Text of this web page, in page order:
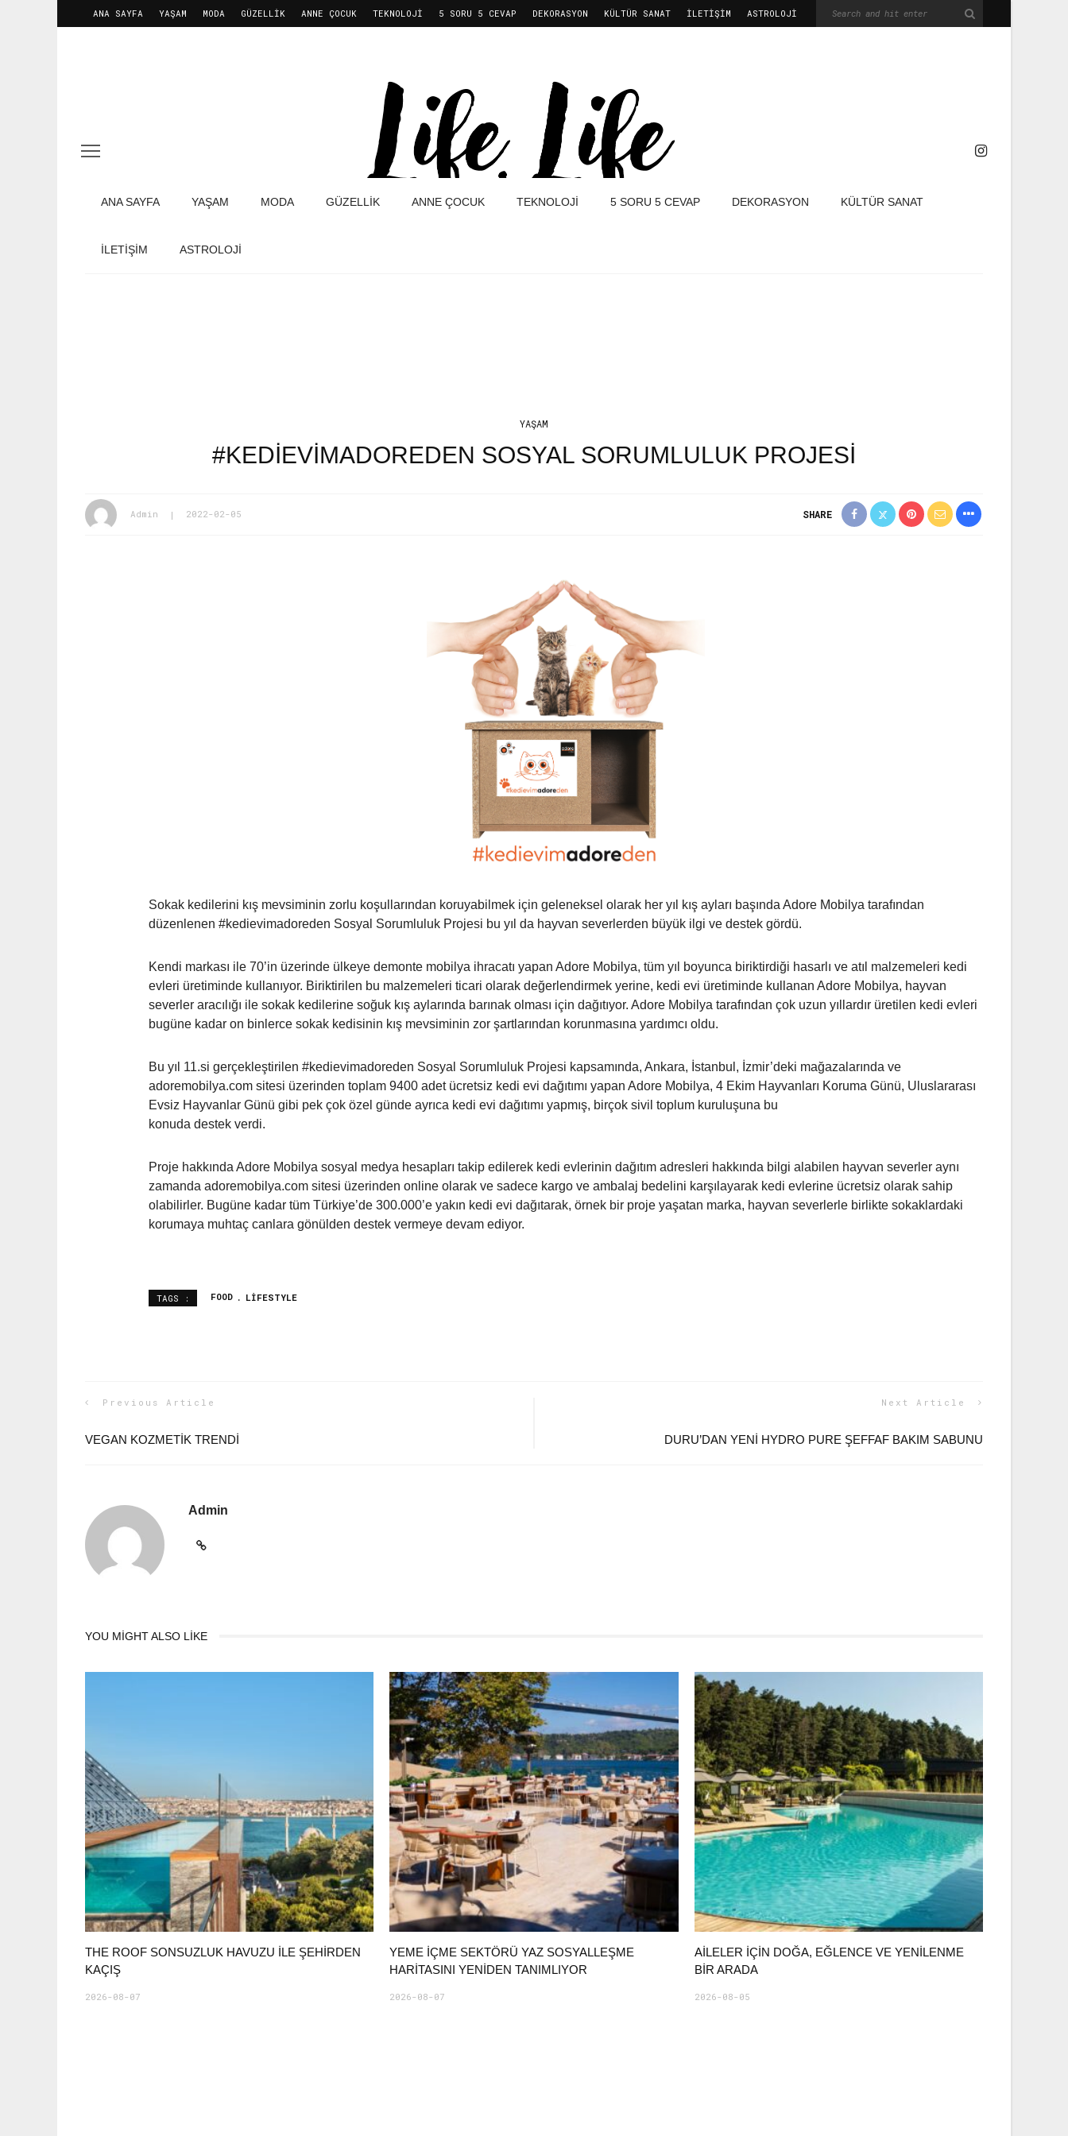
ANA SAYFA YAŞAM MODA GÜZELLIK ANNE ÇOCUK TEKNOLOJI 5 SORU 5 CEVAP DEKORASYON KÜLTÜR SANAT İLETIŞIM ASTROLOJİ
ANA SAYFA YAŞAM MODA GÜZELLIK ANNE ÇOCUK TEKNOLOJI 5 SORU 5 CEVAP DEKORASYON KÜLTÜR SANAT
İLETIŞIM ASTROLOJİ
YAŞAM
#KEDIEVIMADOREDEN SOSYAL SORUMLULUK PROJESI
Admin 2022-02-05 SHARE
Sokak kedilerini kış mevsiminin zorlu koşullarından koruyabilmek için geleneksel olarak her yıl kış ayları başında Adore Mobilya tarafından
düzenlenen #kedievimadoreden Sosyal Sorumluluk Projesi bu yıl da hayvan severlerden büyük ilgi ve destek gördü.
Kendi markası ile 70’in üzerinde ülkeye demonte mobilya ihracatı yapan Adore Mobilya, tüm yıl boyunca biriktirdiği hasarlı ve atıl malzemeleri kedi
evleri üretiminde kullanıyor. Biriktirilen bu malzemeleri ticari olarak değerlendirmek yerine, kedi evi üretiminde kullanan Adore Mobilya, hayvan
severler aracılığı ile sokak kedilerine soğuk kış aylarında barınak olması için dağıtıyor. Adore Mobilya tarafından çok uzun yıllardır üretilen kedi evleri
bugüne kadar on binlerce sokak kedisinin kış mevsiminin zor şartlarından korunmasına yardımcı oldu.
Bu yıl 11.si gerçekleştirilen #kedievimadoreden Sosyal Sorumluluk Projesi kapsamında, Ankara, İstanbul, İzmir’deki mağazalarında ve
adoremobilya.com sitesi üzerinden toplam 9400 adet ücretsiz kedi evi dağıtımı yapan Adore Mobilya, 4 Ekim Hayvanları Koruma Günü, Uluslararası
Evsiz Hayvanlar Günü gibi pek çok özel günde ayrıca kedi evi dağıtımı yapmış, birçok sivil toplum kuruluşuna bu
konuda destek verdi.
Proje hakkında Adore Mobilya sosyal medya hesapları takip edilerek kedi evlerinin dağıtım adresleri hakkında bilgi alabilen hayvan severler aynı
zamanda adoremobilya.com sitesi üzerinden online olarak ve sadece kargo ve ambalaj bedelini karşılayarak kedi evlerine ücretsiz olarak sahip
olabilirler. Bugüne kadar tüm Türkiye’de 300.000’e yakın kedi evi dağıtarak, örnek bir proje yaşatan marka, hayvan severlerle birlikte sokaklardaki
korumaya muhtaç canlara gönülden destek vermeye devam ediyor.
TAGS : FOOD LIFESTYLE
Previous Article
VEGAN KOZMETIK TRENDI
Next Article
DURU’DAN YENI HYDRO PURE ŞEFFAF BAKIM SABUNU
Admin
YOU MIGHT ALSO LIKE
THE ROOF SONSUZLUK HAVUZU ILE ŞEHIRDEN
KAÇIŞ
2026-08-07
YEME İÇME SEKTÖRÜ YAZ SOSYALLEŞME
HARITASINI YENIDEN TANIMLIYOR
2026-08-07
AILELER İÇIN DOĞA, EĞLENCE VE YENILENME
BIR ARADA
2026-08-05